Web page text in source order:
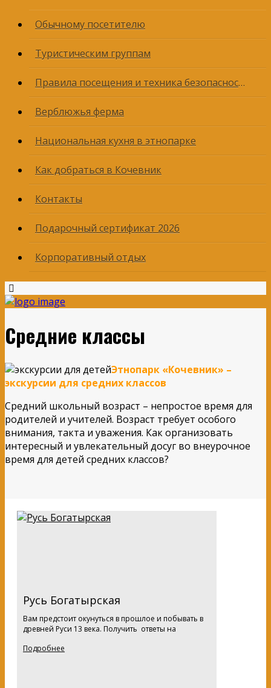
Обычному посетителю
Туристическим группам
Правила посещения и техника безопасности
Верблюжья ферма
Национальная кухня в этнопарке
Как добраться в Кочевник
Контакты
Подарочный сертификат 2026
Корпоративный отдых
Средние классы
Этнопарк «Кочевник» –
экскурсии для средних классов
Средний школьный возраст – непростое время для
родителей и учителей. Возраст требует особого
внимания, такта и уважения. Как организовать
интересный и увлекательный досуг во внеурочное
время для детей средних классов?
Русь Богатырская
Вам предстоит окунуться в прошлое и побывать в
древней Руси 13 века. Получить ответы на
Подробнее